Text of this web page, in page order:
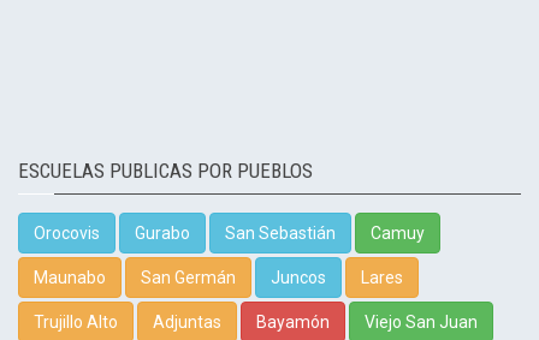
ESCUELAS PUBLICAS POR PUEBLOS
Orocovis Gurabo San Sebastián Camuy
Maunabo San Germán Juncos Lares
Trujillo Alto Adjuntas Bayamón Viejo San Juan